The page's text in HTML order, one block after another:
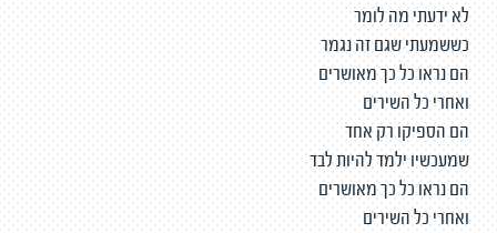
לא ידעתי מה לומר
כששמעתי שגם זה נגמר
הם נראו כל כך מאושרים
ואחרי כל השירים
הם הספיקו רק אחד
שמעכשיו ילמד להיות לבד
הם נראו כל כך מאושרים
ואחרי כל השירים